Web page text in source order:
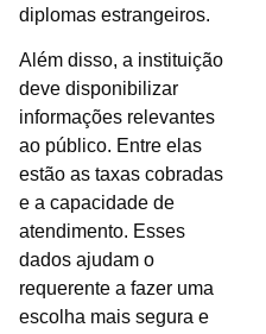
diplomas estrangeiros.
Além disso, a instituição
deve disponibilizar
informações relevantes
ao público. Entre elas
estão as taxas cobradas
e a capacidade de
atendimento. Esses
dados ajudam o
requerente a fazer uma
escolha mais segura e